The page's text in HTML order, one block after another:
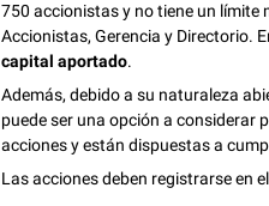
750 accionistas y no tiene un límite
Accionistas, Gerencia y Directorio.
capital aportado.
Además, debido a su naturaleza
puede ser una opción a considerar
acciones y están dispuestas a
Las acciones deben registrarse en